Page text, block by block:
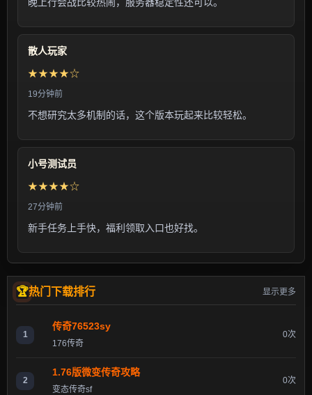
散人玩家
★★★★☆
19分钟前
不想研究太多机制的话，这个版本玩起来比较轻松。
小号测试员
★★★★☆
27分钟前
新手任务上手快，福利领取入口也好找。
热门下载排行 显示更多
1
传奇76523sy
176传奇
0次
2
1.76版微变传奇攻略
变态传奇sf
0次